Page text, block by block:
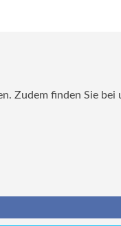
Zudem finden Sie bei